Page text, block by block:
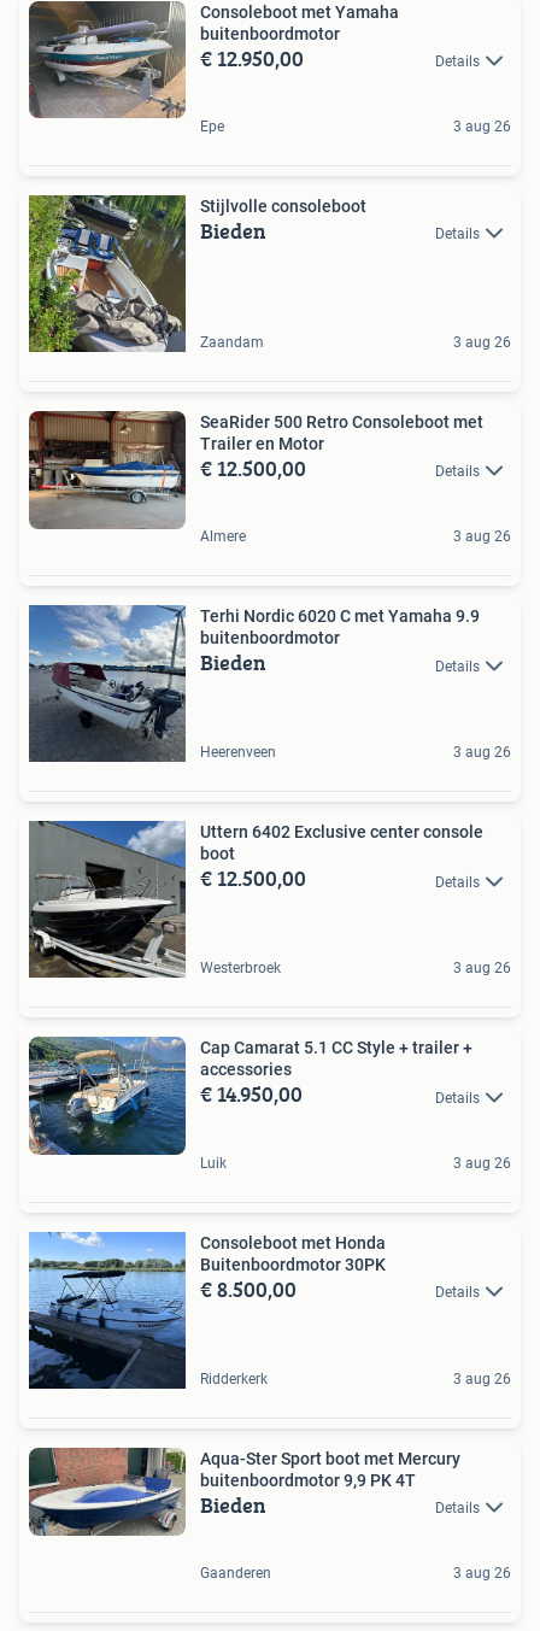
Consoleboot met Yamaha
buitenboordmotor
€ 12.950,00 Details
Epe 3 aug 26
Stijlvolle consoleboot
Bieden Details
Zaandam 3 aug 26
SeaRider 500 Retro Consoleboot met
Trailer en Motor
€ 12.500,00 Details
Almere 3 aug 26
Terhi Nordic 6020 C met Yamaha 9.9
buitenboordmotor
Bieden Details
Heerenveen 3 aug 26
Uttern 6402 Exclusive center console
boot
€ 12.500,00 Details
Westerbroek 3 aug 26
Cap Camarat 5.1 CC Style + trailer +
accessories
€ 14.950,00 Details
Luik 3 aug 26
Consoleboot met Honda
Buitenboordmotor 30PK
€ 8.500,00 Details
Ridderkerk 3 aug 26
Aqua-Ster Sport boot met Mercury
buitenboordmotor 9,9 PK 4T
Bieden Details
Gaanderen 3 aug 26